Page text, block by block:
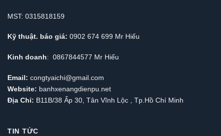
MST: 0315818159
Kỹ thuật. báo giá: 0902 674 699 Mr Hiếu
Kinh doanh: 0867844577 Mr Hiếu
Email: congtyaichi@gmail.com
Website: banhxenangdienpu.net
Địa Chỉ: B11B/38 Ấp 30, Tân Vĩnh Lộc , Tp.Hồ Chí Minh
TIN TỨC